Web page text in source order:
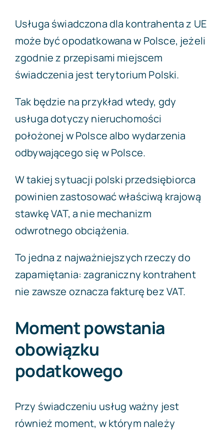
Usługa świadczona dla kontrahenta z UE
może być opodatkowana w Polsce, jeżeli
zgodnie z przepisami miejscem
świadczenia jest terytorium Polski.
Tak będzie na przykład wtedy, gdy
usługa dotyczy nieruchomości
położonej w Polsce albo wydarzenia
odbywającego się w Polsce.
W takiej sytuacji polski przedsiębiorca
powinien zastosować właściwą krajową
stawkę VAT, a nie mechanizm
odwrotnego obciążenia.
To jedna z najważniejszych rzeczy do
zapamiętania: zagraniczny kontrahent
nie zawsze oznacza fakturę bez VAT.
Moment powstania
obowiązku
podatkowego
Przy świadczeniu usług ważny jest
również moment, w którym należy